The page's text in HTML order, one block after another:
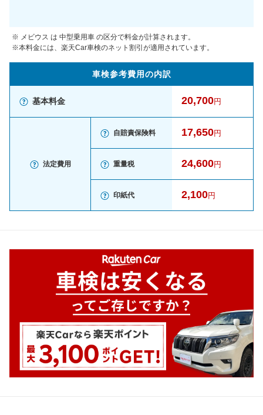
※ メビウス は 中型乗用車 の区分で料金が計算されます。
※本料金には、楽天Car車検のネット割引が適用されています。
車検参考費用の内訳
基本料金 20,700円
法定費用
自賠責保険料 17,650円
重量税 24,600円
印紙代 2,100円